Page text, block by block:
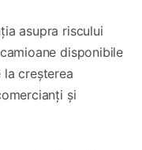
asupra riscului
disponibile
creșterea
și